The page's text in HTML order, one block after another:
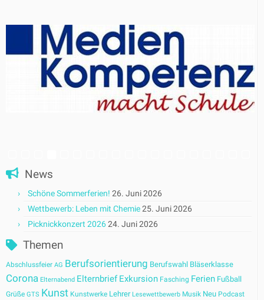
News
Schöne Sommerferien! 26. Juni 2026
Wettbewerb: Leben mit Chemie25. Juni 2026
Picknickkonzert 202624. Juni 2026
Themen
Abschlussfeier AG Berufsorientierung Berufswahl Bläserklasse
Corona Elternabend Elternbrief Exkursion Fasching Ferien Fußball
Grüße GTS Kunst Kunstwerke Lehrer Lesewettbewerb Musik Neu Podcast